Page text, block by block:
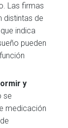
Las firmas
distintas de
indica
pueden
y
se
medicación